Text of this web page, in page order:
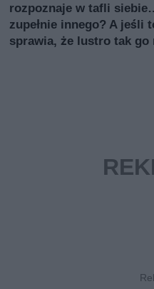
rozpoznaje w tafli
zupełnie innego? A jeśli
sprawia, że lustro tak go